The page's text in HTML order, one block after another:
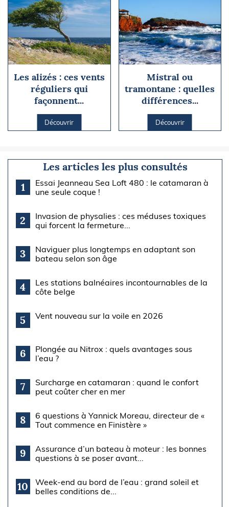
Les alizés : ces vents
réguliers qui
façonnent...
Découvrir
Mistral ou
tramontane : quelles
différences...
Découvrir
Les articles les plus consultés
1
Essai Jeanneau Sea Loft 480 : le catamaran à
une seule coque !
2
Invasion de physalies : ces méduses toxiques
qui forcent la fermeture...
3
Naviguer plus longtemps en adaptant son
bateau selon son âge
4
Les stations balnéaires incontournables de la
côte belge
5 Vent nouveau sur la voile en 2026
6
Plongée au Nitrox : quels avantages sous
l’eau ?
7
Surcharge en catamaran : quand le confort
peut coûter cher en mer
8
6 questions à Yannick Moreau, directeur de «
Tout commence en Finistère »
9
Assurance d’un bateau à moteur : les bonnes
questions à se poser avant...
10
Week-end au bord de l’eau : grand soleil et
belles conditions de...